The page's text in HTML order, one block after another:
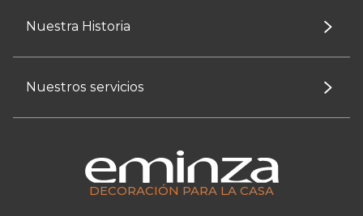
Nuestra Historia
Nuestros servicios
DECORACIÓN PARA LA CASA